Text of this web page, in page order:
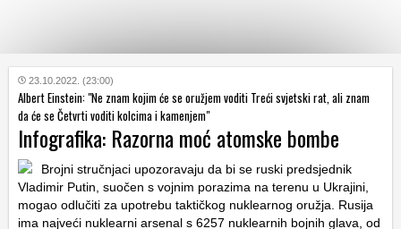
KATEGORIJE
HRVATSKI
WEB
23.10.2022. (23:00)
Albert Einstein: "Ne znam kojim će se oružjem voditi Treći svjetski rat, ali znam
da će se Četvrti voditi kolcima i kamenjem"
Infografika: Razorna moć atomske bombe
Brojni stručnjaci upozoravaju da bi se ruski predsjednik
Vladimir Putin, suočen s vojnim porazima na terenu u Ukrajini,
mogao odlučiti za upotrebu taktičkog nuklearnog oružja. Rusija
ima najveći nuklearni arsenal s 6257 nuklearnih bojnih glava, od